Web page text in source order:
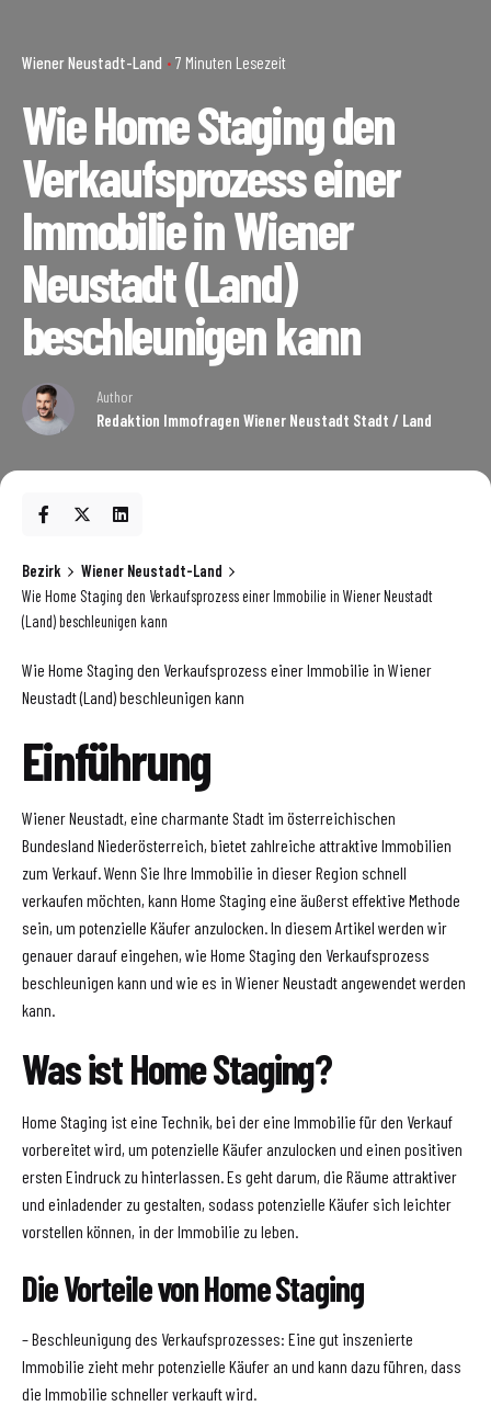
Wiener Neustadt-Land 7 Minuten Lesezeit
Wie Home Staging den
Verkaufsprozess einer
Immobilie in Wiener
Neustadt (Land)
beschleunigen kann
Author
Redaktion Immofragen Wiener Neustadt Stadt / Land
Bezirk
Wiener Neustadt-Land
Wie Home Staging den Verkaufsprozess einer Immobilie in Wiener Neustadt
(Land) beschleunigen kann
Wie Home Staging den Verkaufsprozess einer Immobilie in Wiener
Neustadt (Land) beschleunigen kann
Einführung
Wiener Neustadt, eine charmante Stadt im österreichischen
Bundesland Niederösterreich, bietet zahlreiche attraktive Immobilien
zum Verkauf. Wenn Sie Ihre Immobilie in dieser Region schnell
verkaufen möchten, kann Home Staging eine äußerst effektive Methode
sein, um potenzielle Käufer anzulocken. In diesem Artikel werden wir
genauer darauf eingehen, wie Home Staging den Verkaufsprozess
beschleunigen kann und wie es in Wiener Neustadt angewendet werden
kann.
Was ist Home Staging?
Home Staging ist eine Technik, bei der eine Immobilie für den Verkauf
vorbereitet wird, um potenzielle Käufer anzulocken und einen positiven
ersten Eindruck zu hinterlassen. Es geht darum, die Räume attraktiver
und einladender zu gestalten, sodass potenzielle Käufer sich leichter
vorstellen können, in der Immobilie zu leben.
Die Vorteile von Home Staging
– Beschleunigung des Verkaufsprozesses: Eine gut inszenierte
Immobilie zieht mehr potenzielle Käufer an und kann dazu führen, dass
die Immobilie schneller verkauft wird.